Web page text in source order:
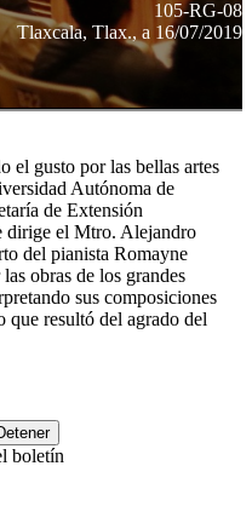
105-RG-08
Tlaxcala, Tlax., a 16/07/2019
el gusto por las bellas artes
Autónoma de
de Extensión
dirige el Mtro. Alejandro
del pianista Romayne
obras de los grandes
sus composiciones
que resultó del agrado del
boletín